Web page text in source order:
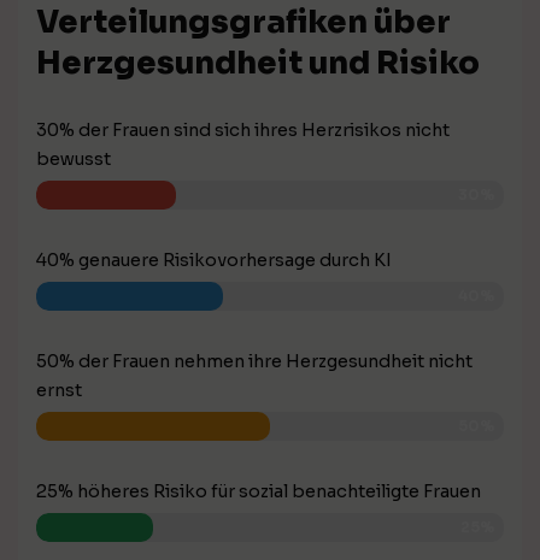
Verteilungsgrafiken über
Herzgesundheit und Risiko
30% der Frauen sind sich ihres Herzrisikos nicht
bewusst
40% genauere Risikovorhersage durch KI
50% der Frauen nehmen ihre Herzgesundheit nicht
ernst
25% höheres Risiko für sozial benachteiligte Frauen